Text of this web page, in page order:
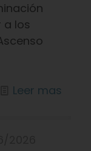
a los
Leer mas